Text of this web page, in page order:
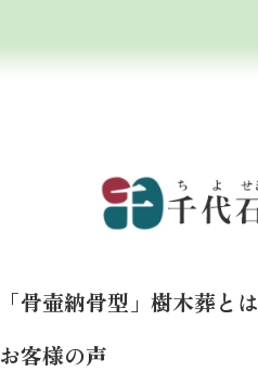
「骨壷納骨型」樹木葬とは
お客様の声